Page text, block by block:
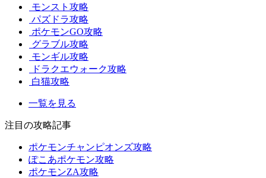
モンスト攻略
パズドラ攻略
ポケモンGO攻略
グラブル攻略
モンギル攻略
ドラクエウォーク攻略
白猫攻略
一覧を見る
注目の攻略記事
ポケモンチャンピオンズ攻略
ぽこあポケモン攻略
ポケモンZA攻略